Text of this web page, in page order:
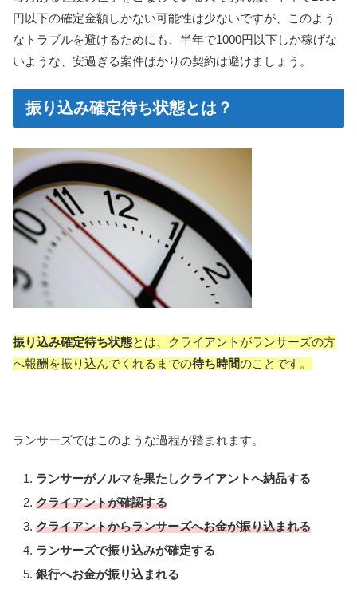
円以下の確定金額しかない可能性は少ないですが、このよう
なトラブルを避けるためにも、半年で1000円以下しか稼げな
いような、安過ぎる案件ばかりの契約は避けましょう。
振り込み確定待ち状態とは？
振り込み確定待ち状態とは、クライアントがランサーズの方
へ報酬を振り込んでくれるまでの待ち時間のことです。
ランサーズではこのような過程が踏まれます。
ランサーがノルマを果たしクライアントへ納品する
クライアントが確認する
クライアントからランサーズへお金が振り込まれる
ランサーズで振り込みが確定する
銀行へお金が振り込まれる